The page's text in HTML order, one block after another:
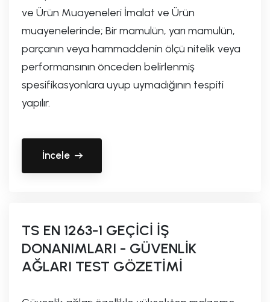
ve Ürün Muayeneleri İmalat ve Ürün
muayenelerinde; Bir mamulün, yarı mamulün,
parçanın veya hammaddenin ölçü nitelik veya
performansının önceden belirlenmiş
spesifikasyonlara uyup uymadığının tespiti
yapılır.
İncele
TS EN 1263-1 GEÇİCİ İŞ
DONANIMLARI - GÜVENLİK
AĞLARI TEST GÖZETİMİ